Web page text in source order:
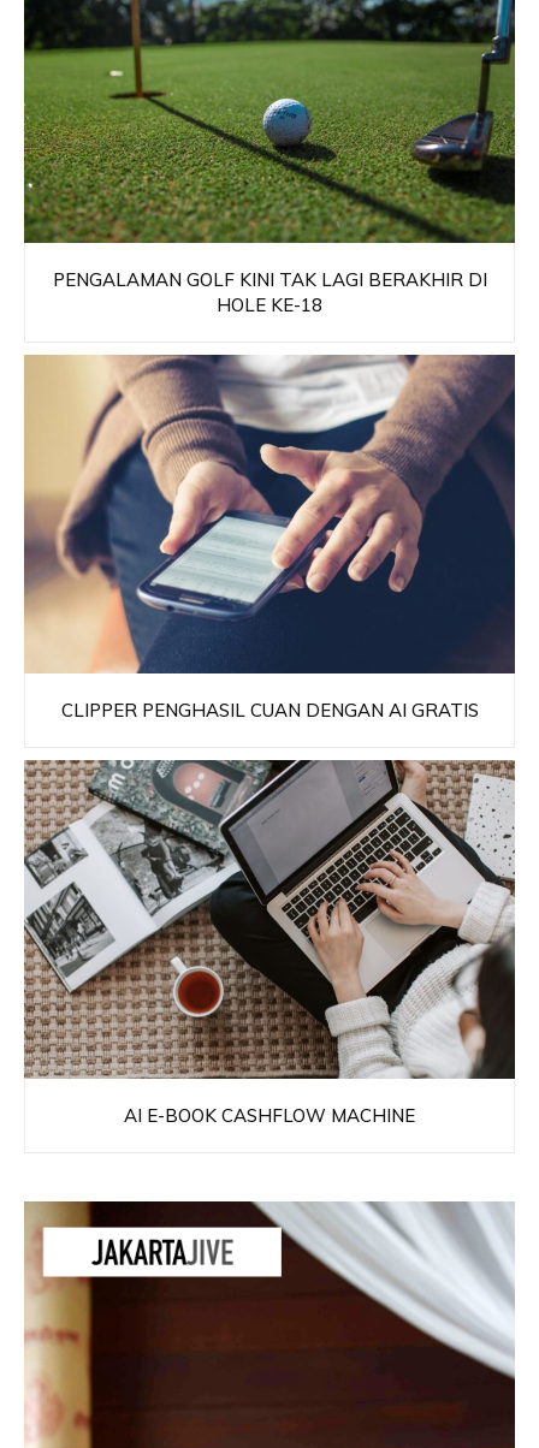
PENGALAMAN GOLF KINI TAK LAGI BERAKHIR DI
HOLE KE-18
CLIPPER PENGHASIL CUAN DENGAN AI GRATIS
AI E-BOOK CASHFLOW MACHINE